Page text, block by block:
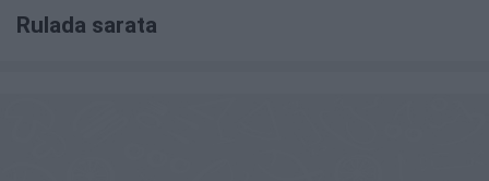
Rulada sarata